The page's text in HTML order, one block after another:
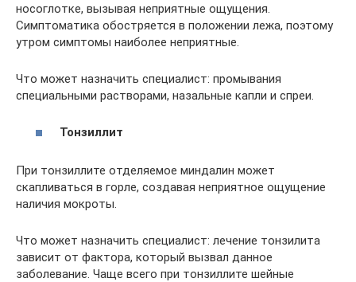
носоглотке, вызывая неприятные ощущения.
Симптоматика обостряется в положении лежа, поэтому
утром симптомы наиболее неприятные.
Что может назначить специалист: промывания
специальными растворами, назальные капли и спреи.
Тонзиллит
При тонзиллите отделяемое миндалин может
скапливаться в горле, создавая неприятное ощущение
наличия мокроты.
Что может назначить специалист: лечение тонзилита
зависит от фактора, который вызвал данное
заболевание. Чаще всего при тонзиллите шейные